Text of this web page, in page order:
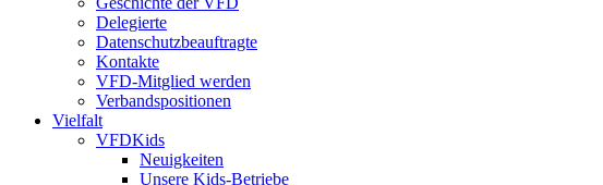
Delegierte
Datenschutzbeauftragte
Kontakte
VFD-Mitglied werden
Verbandspositionen
Vielfalt
VFDKids
Neuigkeiten
Unsere Kids-Betriebe